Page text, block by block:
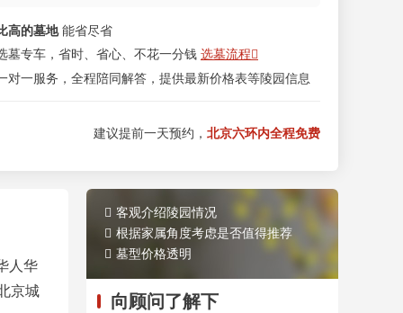
高的墓地 能省尽省
墓专车，省时、省心、不花一分钱 选墓流程
对一服务，全程陪同解答，提供最新价格表等陵园信息
建议提前一天预约， 北京六环内全程免费
人华
京城
客观介绍陵园情况
根据家属角度考虑是否值得推荐
墓型价格透明
向顾问了解下